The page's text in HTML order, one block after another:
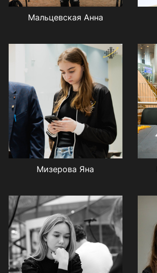
Мальцевская Анна
Мизерова Яна